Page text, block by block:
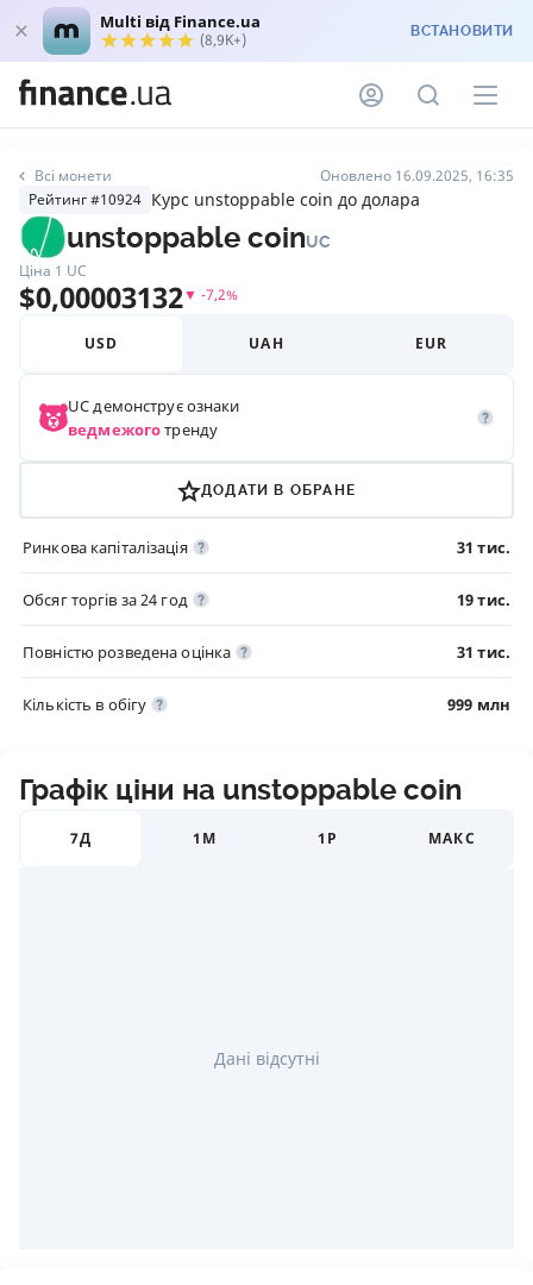
Multi від Finance.ua
(8,9K+) ВСТАНОВИТИ
Всі монети
Оновлено 16.09.2025, 16:35
Рейтинг #10924 Курс unstoppable coin до долара
unstoppable coinUC
Ціна 1 UC
$0,00003132▼ -7,2%
USD UAH EUR
UCдемонструє ознаки
ведмежоготренду
ДОДАТИ В ОБРАНЕ
Ринкова капіталізація 31 тис.
Обсяг торгів за 24 год 19 тис.
Повністю розведена оцінка 31 тис.
Кількість в обігу 999 млн
Графік ціни на unstoppable coin
7Д 1М 1Р МАКС
Дані відсутні